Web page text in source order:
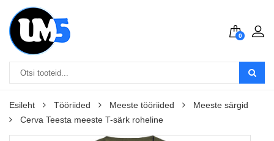
0
Esileht Tööriided Meeste tööriided
Meeste särgid
Cerva Teesta meeste T-särk roheline